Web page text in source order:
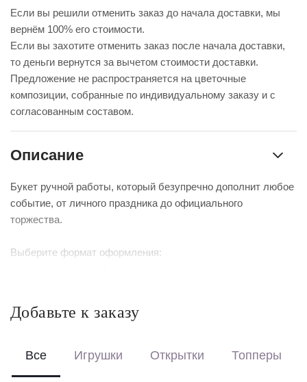
Если вы решили отменить заказ до начала доставки, мы
вернём 100% его стоимости.
Если вы захотите отменить заказ после начала доставки,
то деньги вернутся за вычетом стоимости доставки.
Предложение не распространяется на цветочные
композиции, собранные по индивидуальному заказу и с
согласованным составом.
Описание
Букет ручной работы, который безупречно дополнит любое
событие, от личного праздника до официального
торжества.
Выберите формат оформления:
Перевяжем лентой – идеальный минималистичный вариант
Добавьте к заказу
Все Игрушки Открытки Топперы